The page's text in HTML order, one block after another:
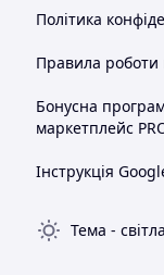
Політика
Правила роботи
Бонусна
маркетплейс
Інструкція
Тема - світла